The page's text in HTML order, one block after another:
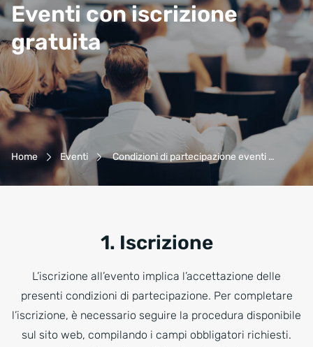
Eventi con iscrizione
gratuita
Navigazione Breadcrumb
Home Eventi Condizioni di partecipazione eventi …
1. Iscrizione
L’iscrizione all’evento implica l’accettazione delle
presenti condizioni di partecipazione. Per completare
l’iscrizione, è necessario seguire la procedura disponibile
sul sito web, compilando i campi obbligatori richiesti.